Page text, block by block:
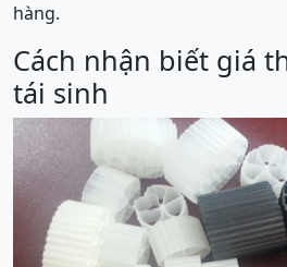
hàng.
Cách nhận biết giá
tái sinh